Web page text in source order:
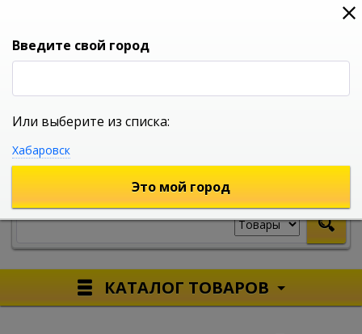
0
УНИВЕРСАЛЬНЫЙ ИНТЕРНЕТ МАГАЗИН
КАТАЛОГ ТОВАРОВ
Введите свой город
Или выберите из списка:
Хабаровск
Это мой город